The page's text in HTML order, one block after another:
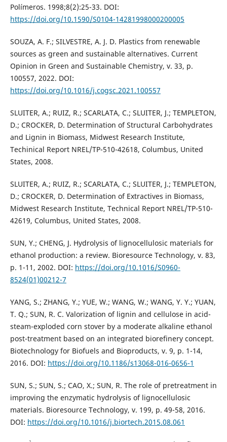
Polímeros. 1998;8(2):25-33. DOI:
https://doi.org/10.1590/S0104-14281998000200005
SOUZA, A. F.; SILVESTRE, A. J. D. Plastics from renewable
sources as green and sustainable alternatives. Current
Opinion in Green and Sustainable Chemistry, v. 33, p.
100557, 2022. DOI:
https://doi.org/10.1016/j.cogsc.2021.100557
SLUITER, A.; RUIZ, R.; SCARLATA, C.; SLUITER, J.; TEMPLETON,
D.; CROCKER, D. Determination of Structural Carbohydrates
and Lignin in Biomass, Midwest Research Institute,
Techinical Report NREL/TP-510-42618, Columbus, United
States, 2008.
SLUITER, A.; RUIZ, R.; SCARLATA, C.; SLUITER, J.; TEMPLETON,
D.; CROCKER, D. Determination of Extractives in Biomass,
Midwest Research Institute, Technical Report NREL/TP-510-
42619, Columbus, United States, 2008.
SUN, Y.; CHENG, J. Hydrolysis of lignocellulosic materials for
ethanol production: a review. Bioresource Technology, v. 83,
p. 1-11, 2002. DOI: https://doi.org/10.1016/S0960-
8524(01)00212-7
YANG, S.; ZHANG, Y.; YUE, W.; WANG, W.; WANG, Y. Y.; YUAN,
T. Q.; SUN, R. C. Valorization of lignin and cellulose in acid-
steam-exploded corn stover by a moderate alkaline ethanol
post-treatment based on an integrated biorefinery concept.
Biotechnology for Biofuels and Bioproducts, v. 9, p. 1-14,
2016. DOI: https://doi.org/10.1186/s13068-016-0656-1
SUN, S.; SUN, S.; CAO, X.; SUN, R. The role of pretreatment in
improving the enzymatic hydrolysis of lignocellulosic
materials. Bioresource Technology, v. 199, p. 49-58, 2016.
DOI: https://doi.org/10.1016/j.biortech.2015.08.061